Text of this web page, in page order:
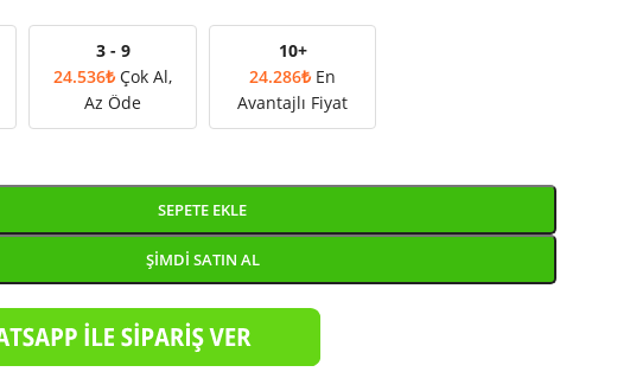
3 - 9
24.536₺ Çok Al,
Az Öde
10+
24.286₺ En
Avantajlı Fiyat
SEPETE EKLE
ŞIMDI SATIN AL